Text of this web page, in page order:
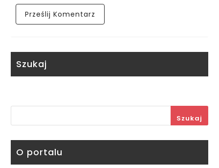
Szukaj
Szukaj
O portalu